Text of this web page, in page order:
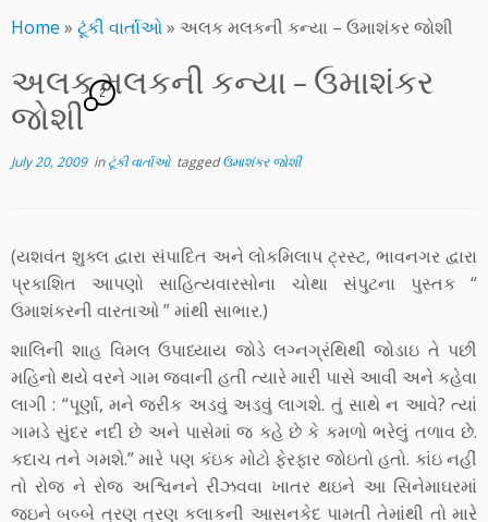
toHome » ટૂંકી વાર્તાઓ» અલક મલકની કન્યા – ઉમાશંકર જોશી
અલક મલકની કન્યા – ઉમાશંકર
જોશી
2
July 20, 2009inટૂંકી વાર્તાઓ taggedઉમાશંકર જોશી
(યશવંત શુક્લ દ્વારા સંપાદિત અને લોકમિલાપ ટ્રસ્ટ, ભાવનગર દ્વારા
પ્રકાશિત આપણો સાહિત્યવારસોના ચોથા સંપુટના પુસ્તક “
ઉમાશંકરની વારતાઓ ” માંથી સાભાર.)
શાલિની શાહ વિમલ ઉપાધ્યાય જોડે લગ્નગ્રંથિથી જોડાઇ તે પછી
મહિનો થયે વરને ગામ જવાની હતી ત્યારે મારી પાસે આવી અને કહેવા
લાગી : “પૂર્ણા, મને જરીક અડવું અડવું લાગશે. તું સાથે ન આવે? ત્યાં
ગામડે સુંદર નદી છે અને પાસેમાં જ કહે છે કે કમળો ભરેલું તળાવ છે.
કદાચ તને ગમશે.” મારે પણ કંઇક મોટો ફેરફાર જોઇતો હતો. કાંઇ નહીં
તો રોજ ને રોજ અશ્વિનને રીઝવવા ખાતર થઇને આ સિનેમાઘરમાં
જઇને બબ્બે ત્રણ ત્રણ કલાકની આસનકેદ પામતી તેમાંથી તો મારે